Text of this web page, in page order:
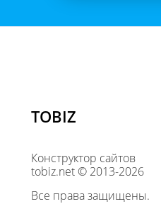
TOBIZ
Конструктор сайтов
tobiz.net © 2013-2026
Все права защищены.